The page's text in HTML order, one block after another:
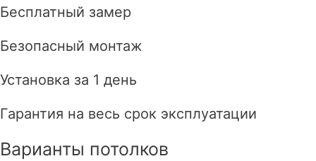
Бесплатный замер
Безопасный монтаж
Установка за 1 день
Гарантия на весь срок эксплуатации
Варианты потолков